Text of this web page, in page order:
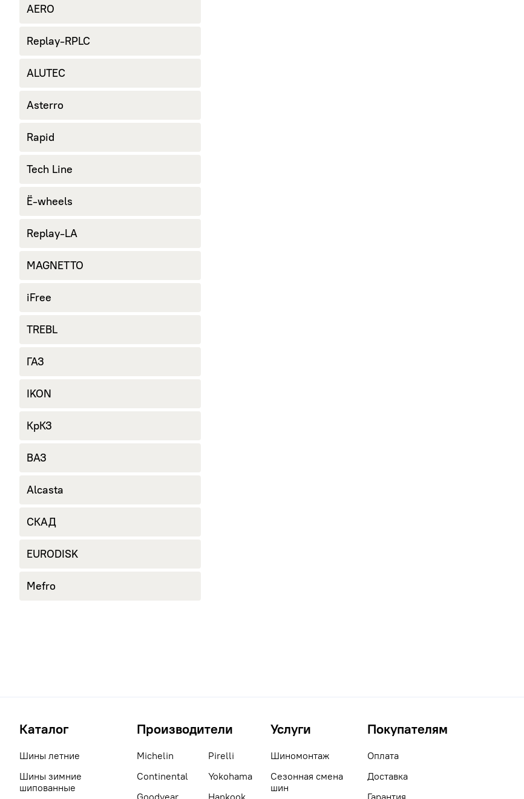
AERO
Replay-RPLC
ALUTEC
Asterro
Rapid
Tech Line
Ё-wheels
Replay-LA
MAGNETTO
iFree
TREBL
ГАЗ
IKON
КрКЗ
ВАЗ
Alcasta
СКАД
EURODISK
Mefro
Каталог
Шины летние
Шины зимние
шипованные
Производители
Michelin
Continental
Pirelli
Yokohama
Услуги
Шиномонтаж
Сезонная смена
шин
Покупателям
Оплата
Доставка